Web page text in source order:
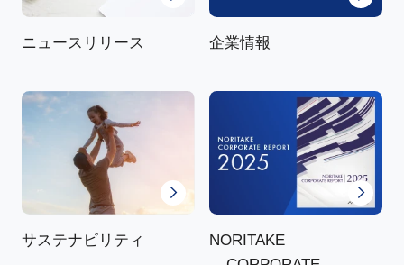
ニュースリリース 企業情報
サステナビリティ
NORITAKE